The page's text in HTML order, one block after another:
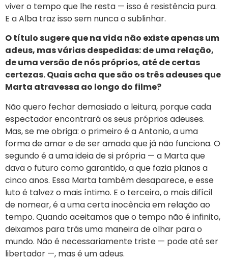
viver o tempo que lhe resta — isso é resistência pura.
E a Alba traz isso sem nunca o sublinhar.
O título sugere que na vida não existe apenas um
adeus, mas várias despedidas: de uma relação,
de uma versão de nós próprios, até de certas
certezas. Quais acha que são os três adeuses que
Marta atravessa ao longo do filme?
Não quero fechar demasiado a leitura, porque cada
espectador encontrará os seus próprios adeuses.
Mas, se me obriga: o primeiro é a Antonio, a uma
forma de amar e de ser amada que já não funciona. O
segundo é a uma ideia de si própria — a Marta que
dava o futuro como garantido, a que fazia planos a
cinco anos. Essa Marta também desaparece, e esse
luto é talvez o mais íntimo. E o terceiro, o mais difícil
de nomear, é a uma certa inocência em relação ao
tempo. Quando aceitamos que o tempo não é infinito,
deixamos para trás uma maneira de olhar para o
mundo. Não é necessariamente triste — pode até ser
libertador —, mas é um adeus.